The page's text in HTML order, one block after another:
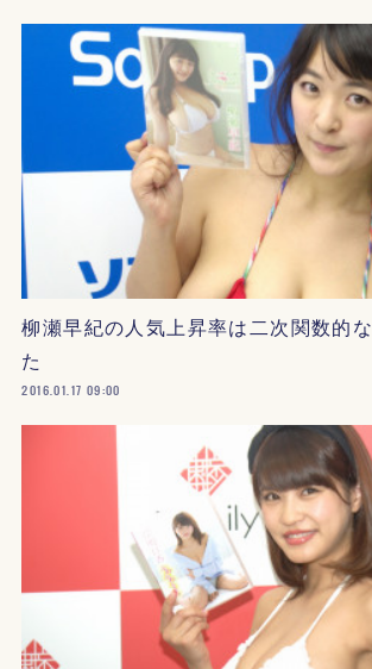
柳瀬早紀の人気上昇率は二次関数的
た
2016.01.17 09:00